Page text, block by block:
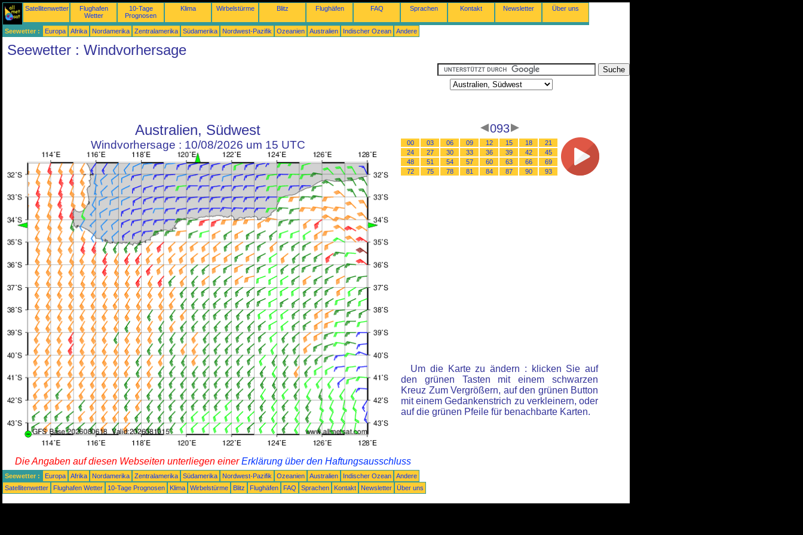
Satellitenwetter
Flughafen
Wetter
10-Tage
Prognosen
Klima Wirbelstürme Blitz Flughäfen FAQ Sprachen Kontakt Newsletter Über uns
Seewetter : Europa Afrika Nordamerika Zentralamerika Südamerika Nordwest-Pazifik Ozeanien Australien Indischer Ozean Andere
Seewetter : Windvorhersage
Australien, Südwest
Windvorhersage : 10/08/2026 um 15 UTC
093
00 03 06 09 12 15 18
21
24
27 30 33 36 39 42
45
48
51 54 57 60 63 66
69
72
75 78 81 84 87 90 93
Um die Karte zu ändern : klicken Sie auf
den grünen Tasten mit einem schwarzen
Kreuz Zum Vergrößern, auf den grünen Button
mit einem Gedankenstrich zu verkleinern, oder
auf die grünen Pfeile für benachbarte Karten.
Die Angaben auf diesen Webseiten unterliegen einerErklärung über den Haftungsausschluss
Seewetter : Europa Afrika Nordamerika Zentralamerika Südamerika Nordwest-Pazifik Ozeanien Australien Indischer Ozean
Andere
Satellitenwetter
Flughafen Wetter 10-Tage Prognosen Klima Wirbelstürme Blitz Flughäfen FAQ Sprachen Kontakt Newsletter Über uns